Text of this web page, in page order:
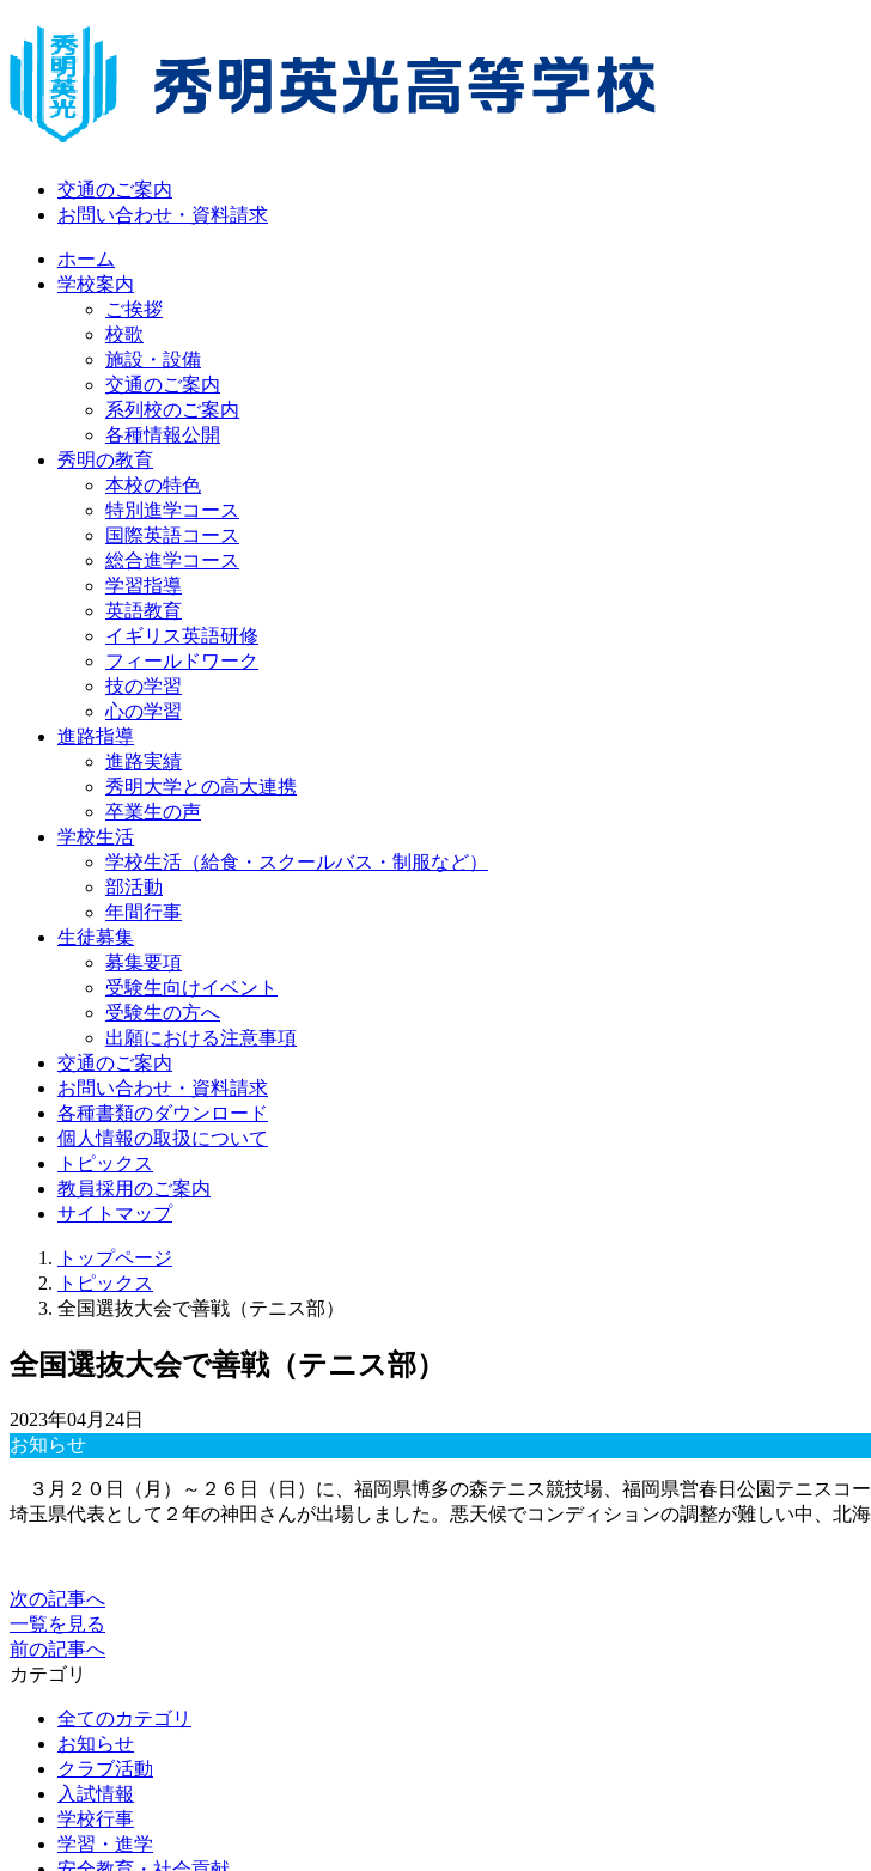
交通のご案内
お問い合わせ・資料請求
ホーム
学校案内
ご挨拶
校歌
施設・設備
交通のご案内
系列校のご案内
各種情報公開
秀明の教育
本校の特色
特別進学コース
国際英語コース
総合進学コース
学習指導
英語教育
イギリス英語研修
フィールドワーク
技の学習
心の学習
進路指導
進路実績
秀明大学との高大連携
卒業生の声
学校生活
学校生活（給食・スクールバス・制服など）
部活動
年間行事
生徒募集
募集要項
受験生向けイベント
受験生の方へ
出願における注意事項
交通のご案内
お問い合わせ・資料請求
各種書類のダウンロード
個人情報の取扱について
トピックス
教員採用のご案内
サイトマップ
トップページ
トピックス
全国選抜大会で善戦（テニス部）
全国選抜大会で善戦（テニス部）
2023年04月24日
お知らせ
３月２０日（月）～２６日（日）に、福岡県博多の森テニス競技場、福岡県営春日公園テニスコ
埼玉県代表として２年の神田さんが出場しました。悪天候でコンディションの調整が難しい中、北
次の記事へ
一覧を見る
前の記事へ
カテゴリ
全てのカテゴリ
お知らせ
クラブ活動
入試情報
学校行事
学習・進学